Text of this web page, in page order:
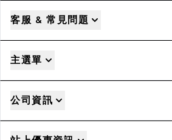
客服 & 常見問題
主選單
公司資訊